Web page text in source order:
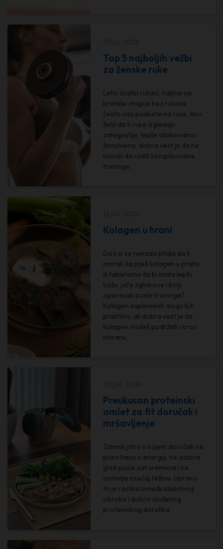
Top 5 najboljih vežbi
za ženske ruke
Leto, kratki rukavi, haljine na
bretele i majice bez rukava
često nas podsete na ruke. Ako
želiš da ti ruke izgledaju
zategnutije, lepše oblikovano i
ženstveno, dobra vest je da ne
moraš da radiš komplikovane
treninge.
Kolagen u hrani
Da li si se nekada pitala da li
moraš da piješ kolagen u prahu
ili tabletama da bi imala lepšu
kožu, jače zglobove i bolji
oporavak posle treninga?
Kolagen suplementi mogu biti
praktični, ali dobra vest je da
kolagen možeš podržati i kroz
ishranu.
Preukusan proteinski
omlet za fit doručak i
mršavljenje
Zamisli jutro u kojem doručak ne
pravi haos u energiji, ne izaziva
glad posle sat vremena i ne
ostavlja osećaj težine. Upravo
to je razlika između klasičnog
obroka i dobro složenog
proteinskog doručka.